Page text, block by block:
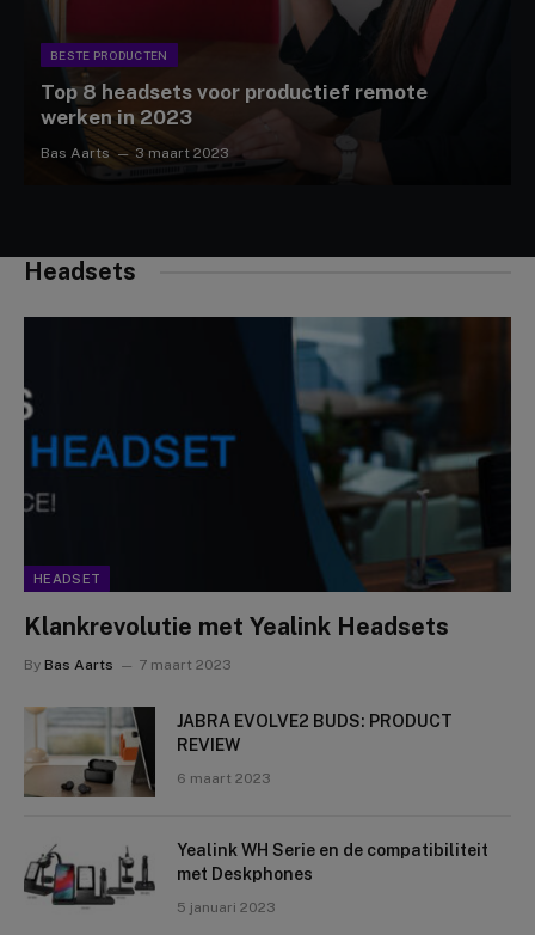
BESTE PRODUCTEN
Top 8 headsets voor productief remote
werken in 2023
Bas Aarts 3 maart 2023
Headsets
HEADSET
Klankrevolutie met Yealink Headsets
By Bas Aarts 7 maart 2023
JABRA EVOLVE2 BUDS: PRODUCT
REVIEW
6 maart 2023
Yealink WH Serie en de compatibiliteit
met Deskphones
5 januari 2023